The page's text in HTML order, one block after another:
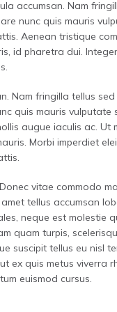
accumsan. Nam
nunc quis mauris
Aenean tristique
id pharetra dui.
Nam fringilla tellus sed
quis mauris vulputate
augue iaculis ac. Ut
Morbi imperdiet
vitae commodo
tellus accumsan
neque est molestie
quam turpis,
suscipit tellus eu nisl
ex quis metus viverra
euismod cursus.